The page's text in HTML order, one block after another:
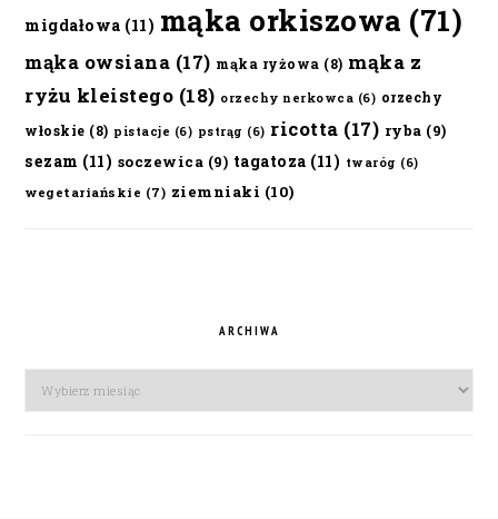
migdałowa (11) mąka orkiszowa (71)
mąka owsiana (17) mąka ryżowa (8) mąka z
ryżu kleistego (18) orzechy nerkowca (6) orzechy
włoskie (8) pistacje (6) pstrąg (6) ricotta (17) ryba (9)
sezam (11) soczewica (9) tagatoza (11) twaróg (6)
wegetariańskie (7) ziemniaki (10)
ARCHIWA
Archiwa